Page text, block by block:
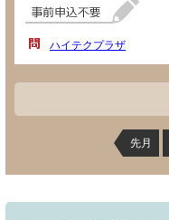
ハイテクプラザ
先月